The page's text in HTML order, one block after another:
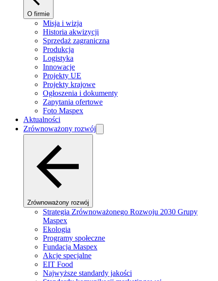
O firmie
Misja i wizja
Historia akwizycji
Sprzedaż zagraniczna
Produkcja
Logistyka
Innowacje
Projekty UE
Projekty krajowe
Ogłoszenia i dokumenty
Zapytania ofertowe
Foto Maspex
Aktualności
Zrównoważony rozwój
Zrównoważony rozwój
Strategia Zrównoważonego Rozwoju 2030 Grupy
Maspex
Ekologia
Programy społeczne
Fundacja Maspex
Akcje specjalne
EIT Food
Najwyższe standardy jakości